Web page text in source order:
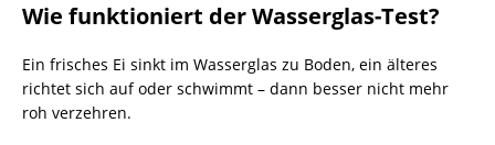
Wie funktioniert der Wasserglas-Test?
Ein frisches Ei sinkt im Wasserglas zu Boden, ein älteres
richtet sich auf oder schwimmt – dann besser nicht mehr
roh verzehren.